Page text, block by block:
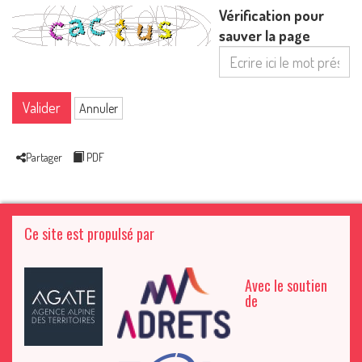
Vérification pour
sauver la page
Valider Annuler
Partager PDF
Ce site est propulsé par
Avec le soutien
de